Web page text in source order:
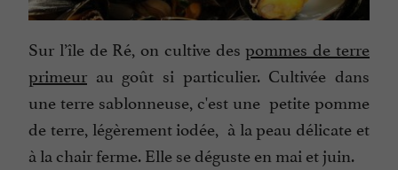
Sur l’île de Ré, on cultive despommes de terre
primeur au goût si particulier. Cultivée dans
une terre sablonneuse, c'est une petite pomme
de terre, légèrement iodée, à la peau délicate et
à la chair ferme. Elle se déguste en mai et juin.